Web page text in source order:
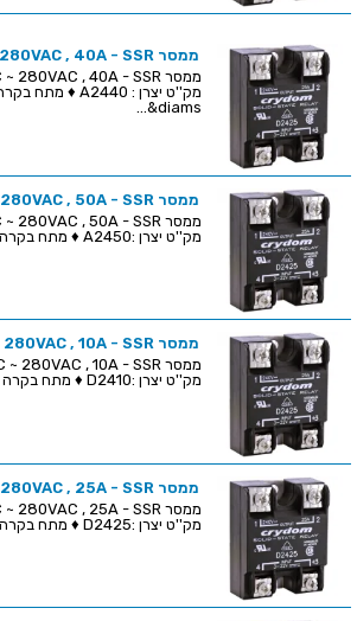
ממסר SPST-NO , 24VAC ~ 280VAC , 40A - SSR
&diams...
ממסר SPST-NO , 24VAC ~ 280VAC , 50A - SSR
מק''ט יצרן :A2450 ♦ מתח בקרה : 90VAC ~ 280VAC ♦...
ממסר SPST-NO , 24VAC ~ 280VAC , 10A - SSR
מק''ט יצרן :D2410 ♦ מתח בקרה : 3.5VDC...
ממסר SPST-NO , 24VAC ~ 280VAC , 25A - SSR
מק''ט יצרן :D2425 ♦ מתח בקרה : 3.5VDC ~ 32VDC ♦...